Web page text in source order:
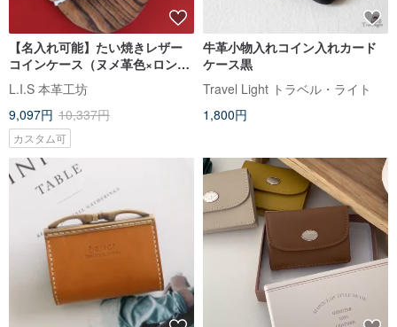
【名入れ可能】たい焼きレザー
コインケース（ヌメ革色×ロング
レザーストラップ）父の日・記
念日のギフトに
L.I.S 本革工坊
9,097円 10,337円
カスタム可
牛革小物入れコイン入れカード
ケース黒
Travel Light トラベル・ライト
1,800円